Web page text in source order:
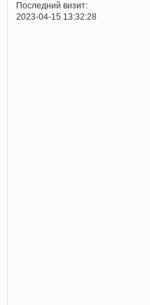
Последний визит:
2023-04-15 13:32:28